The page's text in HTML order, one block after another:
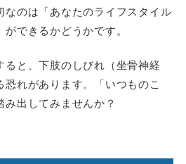
なのは「あなたのライフスタイル
できるかどうかです。
ると、下肢のしびれ（坐骨神経
れがあります。「いつものこ
出してみませんか？